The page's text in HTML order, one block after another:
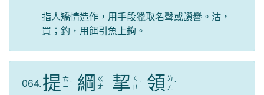
指人矯情造作，用手段獵取名聲或讚譽。沽，
買；釣，用餌引魚上鉤。
064. 提 ㄊ
ㄧ ˊ 綱 ㄍ
ㄤ
挈 ㄑ
ㄧ
ㄝ
ˋ 領 ㄌ
ㄧ
ㄥ
ˇ